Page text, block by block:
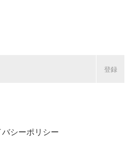
バシーポリシー